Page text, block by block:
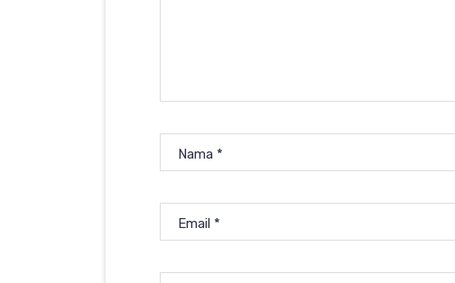
Nama *
Email *